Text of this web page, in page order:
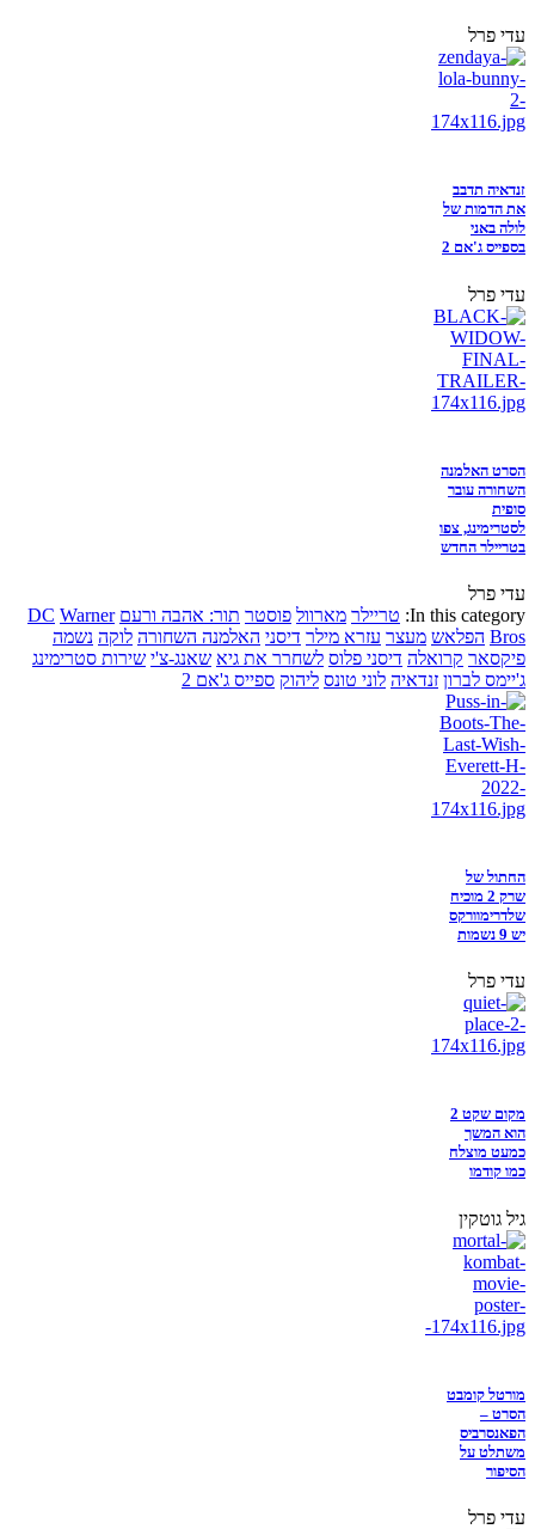
עדי פרל
זנדאיה תדבב
את הדמות של
לולה באני
בספייס ג'אם 2
עדי פרל
הסרט האלמנה
השחורה עובר
סופית
לסטרימינג, צפו
בטריילר החדש
עדי פרל
In this category: טריילר מארוול פוסטר תור: אהבה ורעם DC Warner
Bros הפלאש מעצר עזרא מילר דיסני האלמנה השחורה לוקה נשמה
פיקסאר קרואלה דיסני פלוס לשחרר את גיא שאנג-צ'י שירות סטרימינג
ג'יימס לברון זנדאיה לוני טונס ליהוק ספייס ג'אם 2
החתול של
שרק 2 מוכיח
שלדרימוורקס
יש 9 נשמות
עדי פרל
מקום שקט 2
הוא המשך
כמעט מוצלח
כמו קודמו
גיל גוטקין
מורטל קומבט
הסרט –
הפאנסרביס
משתלט על
הסיפור
עדי פרל